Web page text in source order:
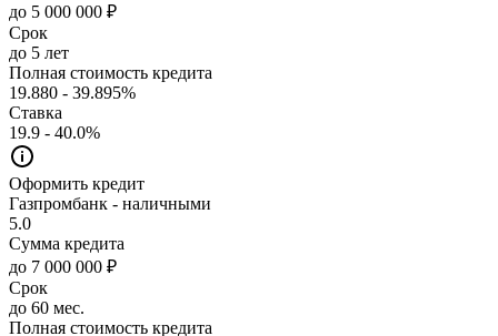
до 5 000 000 ₽
Срок
до 5 лет
Полная стоимость кредита
19.880 - 39.895%
Ставка
19.9 - 40.0%
Оформить кредит
Газпромбанк - наличными
5.0
Сумма кредита
до 7 000 000 ₽
Срок
до 60 мес.
Полная стоимость кредита